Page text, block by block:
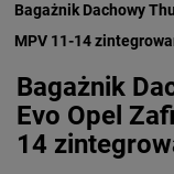
Bagażnik Dachowy
MPV 11-14
Bagażnik
Evo Opel
14